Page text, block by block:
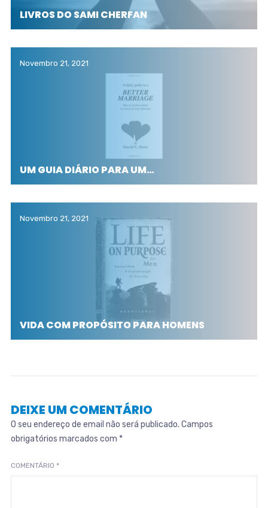
LIVROS DO SAMI CHERFAN
Novembro 21, 2021
UM GUIA DIÁRIO PARA UM…
Novembro 21, 2021
VIDA COM PROPÓSITO PARA HOMENS
DEIXE UM COMENTÁRIO
O seu endereço de email não será publicado. Campos
obrigatórios marcados com *
COMENTÁRIO *